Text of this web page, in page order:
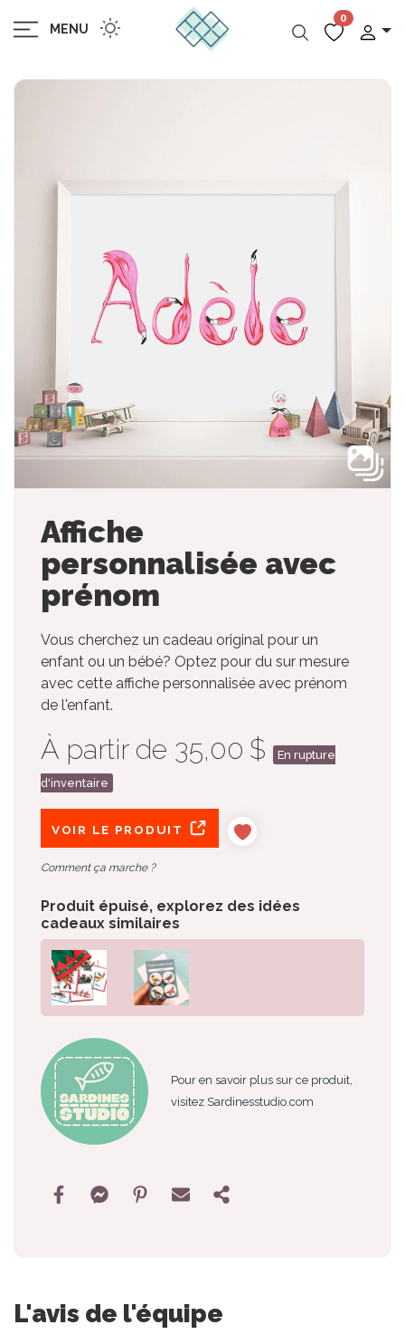
MENU
0
Affiche
personnalisée avec
prénom
Vous cherchez un cadeau original pour un
enfant ou un bébé? Optez pour du sur mesure
avec cette affiche personnalisée avec prénom
de l'enfant.
À partir de 35,00 $ En rupture
d'inventaire
VOIR LE PRODUIT
Comment ça marche ?
Produit épuisé, explorez des idées
cadeaux similaires
Pour en savoir plus sur ce produit,
visitez Sardinesstudio.com
L'avis de l'équipe